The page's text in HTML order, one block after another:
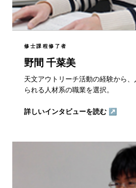
修士課程修了者
野間 千菜美
天文アウトリーチ活動の経験から
られる人材系の職業を選択。
詳しいインタビューを読む ↗